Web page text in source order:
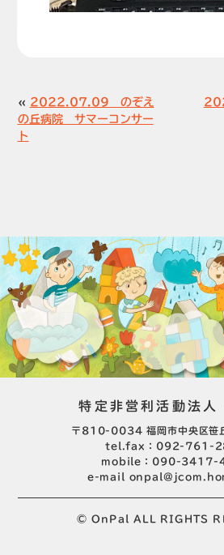
« 2022.07.09 のぞえ
の丘病院 サマーコンサー
ト
特定非営利活動法
〒810-0034 福岡市中央区
tel.fax：092-761-
mobile：090-
e-mail
© OnPal ALL RIGHTS